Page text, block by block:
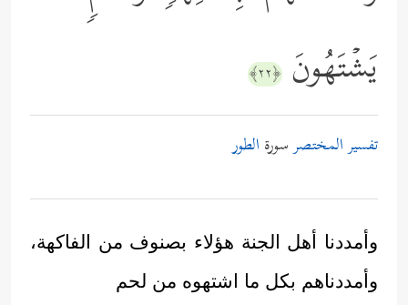
یَشۡتَهُونَ ﴿٢٢﴾
تفسير المختصرسورة الطور
وأمددنا أهل الجنة هؤلاء بصنوف من الفاكهة،
وأمددناهم بكل ما اشتهوه من لحم